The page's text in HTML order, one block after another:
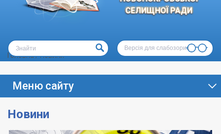
СЕЛИЩНОЇ РАДИ
Версія для слабозорих
Головна/Новини
Меню сайту
Новини